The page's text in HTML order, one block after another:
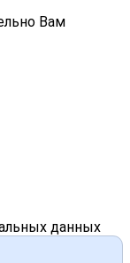
Вам
данных